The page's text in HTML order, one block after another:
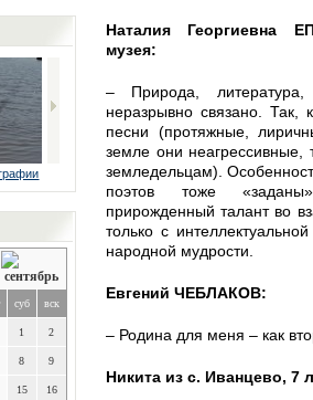
суб вск
1 2
8 9
15 16
Наталия Георгиевна
музея:
– Природа,
неразрывно связано.
песни (протяжные,
земле они
земледельцам).
поэтов тоже «заданы»
прирожденный талант во
только с
народной мудрости.
Евгений ЧЕБЛАКОВ:
– Родина для меня – как
Никита из с. Иванцево, 7